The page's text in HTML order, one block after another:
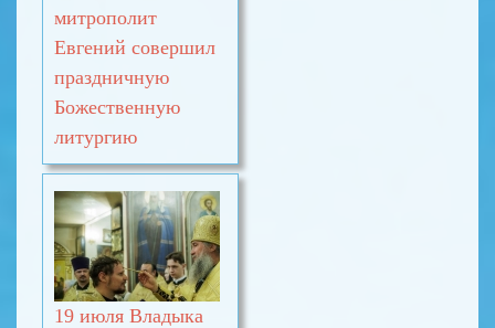
митрополит
Евгений совершил
праздничную
Божественную
литургию
19 июля Владыка